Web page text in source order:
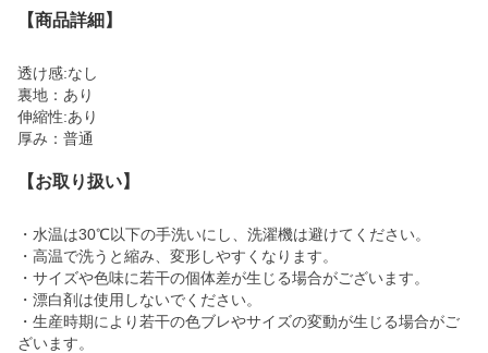
【商品詳細】
透け感:なし
裏地：あり
伸縮性:あり
厚み：普通
【お取り扱い】
・水温は30℃以下の手洗いにし、洗濯機は避けてください。
・高温で洗うと縮み、変形しやすくなります。
・サイズや色味に若干の個体差が生じる場合がございます。
・漂白剤は使用しないでください。
・生産時期により若干の色ブレやサイズの変動が生じる場合がご
ざいます。